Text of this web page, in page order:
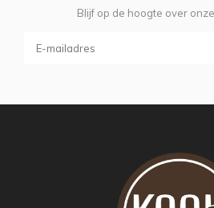
Blijf op de hoogte over